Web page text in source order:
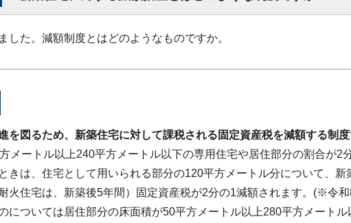
した。減額制度とはどのようなものですか。
を図るため、新築住宅に対して課税される固定資産税を減額する制度
メートル以上240平方メートル以下の専用住宅や居住部分の割合が2
きは、住宅として用いられる部分の120平方メートル分について、新
火住宅は、新築後5年間）固定資産税が2分の1減額されます。(※令
については居住部分の床面積が50平方メートル以上280平方メート